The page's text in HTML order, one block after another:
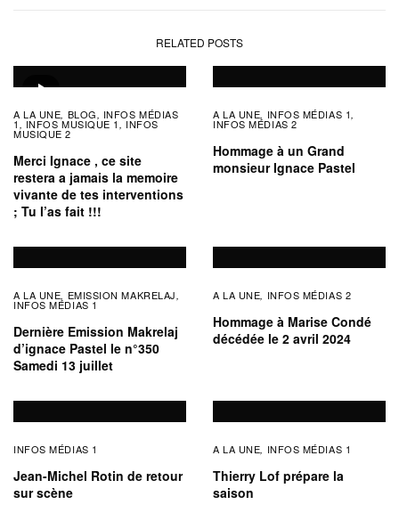
RELATED POSTS
A LA UNE, BLOG, INFOS MÉDIAS
1 , INFOS MUSIQUE 1 , INFOS
MUSIQUE 2
Merci Ignace , ce site
restera a jamais la memoire
vivante de tes interventions
; Tu l’as fait !!!
A LA UNE, INFOS MÉDIAS 1,
INFOS MÉDIAS 2
Hommage à un Grand
monsieur Ignace Pastel
A LA UNE, EMISSION MAKRELAJ,
INFOS MÉDIAS 1
Dernière Emission Makrelaj
d’ignace Pastel le n°350
Samedi 13 juillet
A LA UNE, INFOS MÉDIAS 2
Hommage à Marise Condé
décédée le 2 avril 2024
INFOS MÉDIAS 1
Jean-Michel Rotin de retour
sur scène
A LA UNE, INFOS MÉDIAS 1
Thierry Lof prépare la
saison